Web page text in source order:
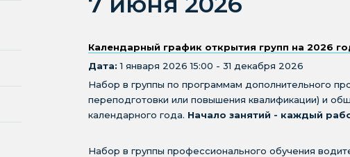
Календарный график открытия групп на 2026
Дата: 1 января 2026 15:00 - 31 декабря 2026
Набор в группы по программам дополнительного
переподготовки или повышения квалификации) и
календарного года. Начало занятий - каждый
Набор в группы профессионального обучения